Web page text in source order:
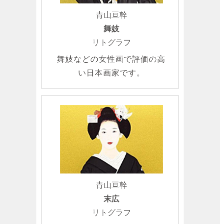
青山亘幹
舞妓
リトグラフ
舞妓などの女性画で評価の高
い日本画家です。
青山亘幹
末広
リトグラフ